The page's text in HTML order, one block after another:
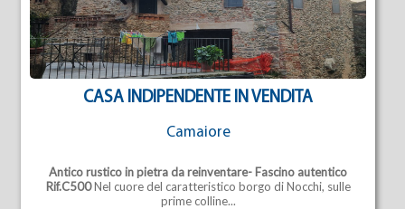
CASA INDIPENDENTE IN VENDITA
Camaiore
Antico rustico in pietra da reinventare- Fascino autentico
Rif.C500Nel cuore del caratteristico borgo di Nocchi, sulle
prime colline...